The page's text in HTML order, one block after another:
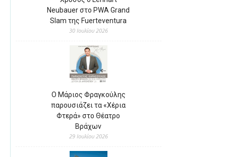
Neubauer στο PWA Grand
Slam της Fuerteventura
30 Ιουλίου 2026
Ο Μάριος Φραγκούλης
παρουσιάζει τα «Χέρια
Φτερά» στο Θέατρο
Βράχων
29 Ιουλίου 2026